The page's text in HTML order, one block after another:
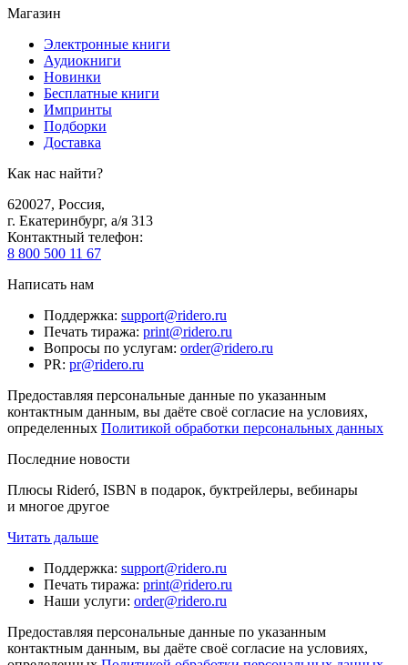
Магазин
Электронные книги
Аудиокниги
Новинки
Бесплатные книги
Импринты
Подборки
Доставка
Как нас найти?
620027, Россия,
г. Екатеринбург, а/я 313
Контактный телефон:
8 800 500 11 67
Написать нам
Поддержка: support@ridero.ru
Печать тиража: print@ridero.ru
Вопросы по услугам: order@ridero.ru
PR: pr@ridero.ru
Предоставляя персональные данные по указанным
контактным данным, вы даёте своё согласие на условиях,
определенных Политикой обработки персональных данных
Последние новости
Плюсы Rideró, ISBN в подарок, буктрейлеры, вебинары
и многое другое
Читать дальше
Поддержка: support@ridero.ru
Печать тиража: print@ridero.ru
Наши услуги: order@ridero.ru
Предоставляя персональные данные по указанным
контактным данным, вы даёте своё согласие на условиях,